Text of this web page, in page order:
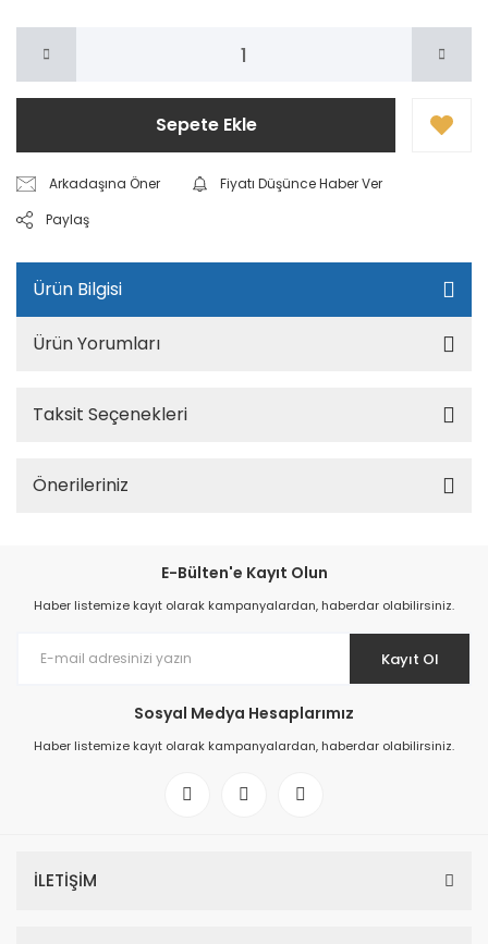
Sepete Ekle
Arkadaşına Öner
Fiyatı Düşünce Haber Ver
Paylaş
Ürün Bilgisi
Ürün Yorumları
Taksit Seçenekleri
Önerileriniz
E-Bülten'e Kayıt Olun
Haber listemize kayıt olarak kampanyalardan, haberdar olabilirsiniz.
Kayıt Ol
Sosyal Medya Hesaplarımız
Haber listemize kayıt olarak kampanyalardan, haberdar olabilirsiniz.
İLETİŞİM